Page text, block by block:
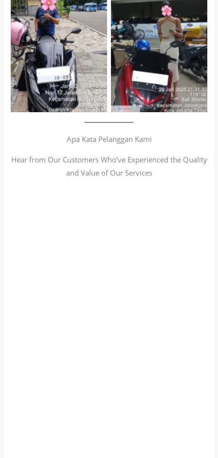
Antar Jemput Kendaraan
Cityplaza Jatinegara
Gedung Parkir P6A
Apa Kata Pelanggan Kami
Hear from Our Customers Who’ve Experienced the Quality
and Value of Our Services